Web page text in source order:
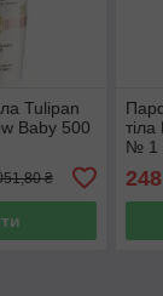
Tulipan
Baby 500
₴
№ 1